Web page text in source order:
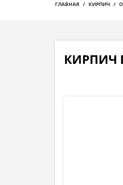
ГЛАВНАЯ КИРПИЧ
КИРПИЧ